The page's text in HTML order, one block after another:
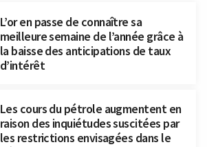
L’or en passe de connaître sa
meilleure semaine de l’année grâce à
la baisse des anticipations de taux
d’intérêt
Les cours du pétrole augmentent en
raison des inquiétudes suscitées par
les restrictions envisagées dans le